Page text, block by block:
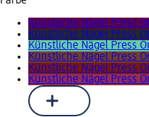
Künstliche Nägel Press
Künstliche Nägel Press
Künstliche Nägel Press
Künstliche Nägel Press
Künstliche Nägel Press
Künstliche Nägel Press